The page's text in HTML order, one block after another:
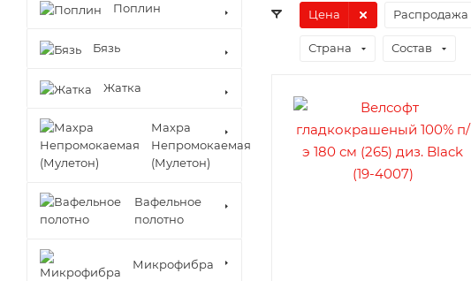
Цена Распродажа
Страна Состав
Поплин
Бязь
Жатка
Махра
Непромокаемая
(Мулетон)
Вафельное
полотно
Микрофибра